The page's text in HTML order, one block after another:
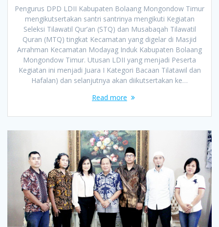
Pengurus DPD LDII Kabupaten Bolaang Mongondow Timur
mengikutsertakan santri santrinya mengikuti Kegiatan
Seleksi Tilawatil Qur’an (STQ) dan Musabaqah Tilawatil
Quran (MTQ) tingkat Kecamatan yang digelar di Masjid
Arrahman Kecamatan Modayag Induk Kabupaten Bolaang
Mongondow Timur. Utusan LDII yang menjadi Peserta
Kegiatan ini menjadi Juara I Kategori Bacaan Tilatawil dan
Hafalan) dan selanjutnya akan diikutsertakan ke…
Read more